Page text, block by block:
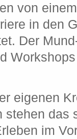
von
in den
Der
eigenen
stehen das
im